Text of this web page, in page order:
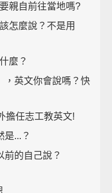
親自前往當地嗎?
怎麼說？不是用
麼？
，英文你會說嗎？快
擔任志工教英文!
是...？
前的自己說？